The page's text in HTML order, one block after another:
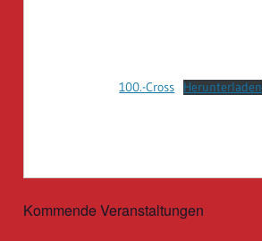
100.-Cross Herunterladen
Kommende Veranstaltungen